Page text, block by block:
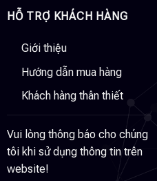
HỖ TRỢ KHÁCH HÀNG
Giới thiệu
Hướng dẫn mua hàng
Khách hàng thân thiết
Vui lòng thông báo cho chúng
tôi khi sử dụng thông tin trên
website!